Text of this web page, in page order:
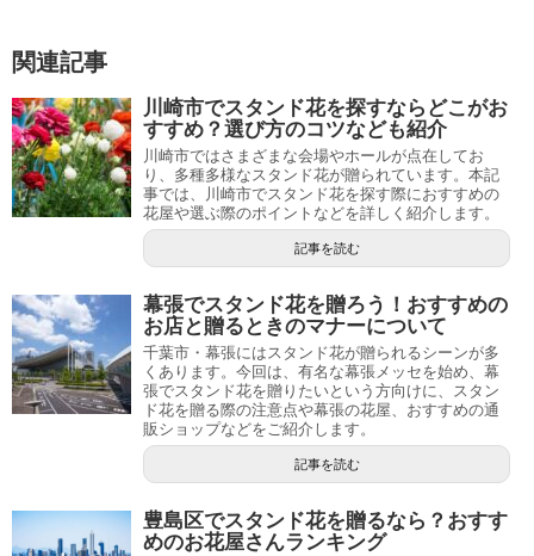
関連記事
川崎市でスタンド花を探すならどこがお
すすめ？選び方のコツなども紹介
川崎市ではさまざまな会場やホールが点在してお
り、多種多様なスタンド花が贈られています。本記
事では、川崎市でスタンド花を探す際におすすめの
花屋や選ぶ際のポイントなどを詳しく紹介します。
記事を読む
幕張でスタンド花を贈ろう！おすすめの
お店と贈るときのマナーについて
千葉市・幕張にはスタンド花が贈られるシーンが多
くあります。今回は、有名な幕張メッセを始め、幕
張でスタンド花を贈りたいという方向けに、スタン
ド花を贈る際の注意点や幕張の花屋、おすすめの通
販ショップなどをご紹介します。
記事を読む
豊島区でスタンド花を贈るなら？おすす
めのお花屋さんランキング